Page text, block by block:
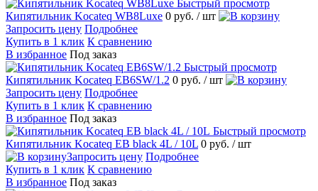
Быстрый просмотр
Кипятильник Kocateq WB8Luxe 0 руб. / шт
Запросить цену Подробнее
Купить в 1 клик К сравнению
В избранное Под заказ
Быстрый просмотр
Кипятильник Kocateq EB6SW/1.2 0 руб. / шт
Запросить цену Подробнее
Купить в 1 клик К сравнению
В избранное Под заказ
Быстрый просмотр
Кипятильник Kocateq EB black 4L / 10L 0 руб. / шт
Запросить цену Подробнее
Купить в 1 клик К сравнению
В избранное Под заказ